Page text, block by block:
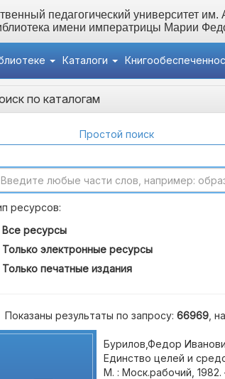
педагогический университет
имени императрицы Марии
Каталоги
по каталогам
Простой поиск
ресурсов:
Все ресурсы
Только электронные ресурсы
Только печатные издания
Показаны результаты по запросу: 66969 ,
Бурилов,Федор
Единство целей и
М. : Моск.рабочий,